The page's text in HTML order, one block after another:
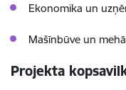
Ekonomika un
Mašīnbūve un
Projekta